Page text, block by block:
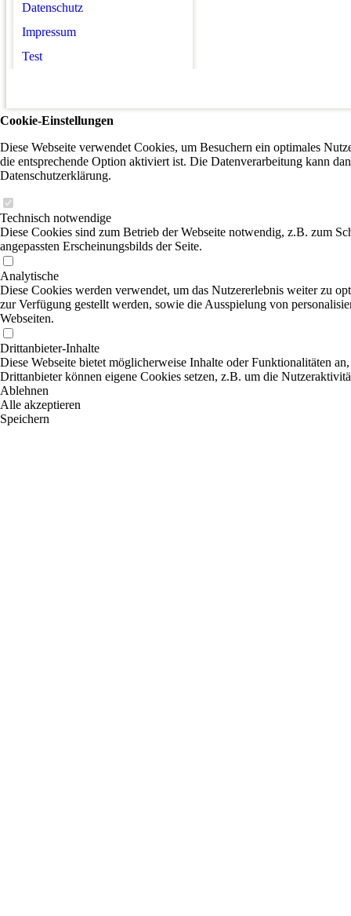
Datenschutz
Impressum
Test
Cookie-Einstellungen
Diese Webseite verwendet Cookies, um Besuchern ein optimales
die entsprechende Option aktiviert ist. Die Datenverarbeitung kann
Datenschutzerklärung.
Technisch notwendige
Diese Cookies sind zum Betrieb der Webseite notwendig, z.B. zum
angepassten Erscheinungsbilds der Seite.
Analytische
Diese Cookies werden verwendet, um das Nutzererlebnis weiter zu
zur Verfügung gestellt werden, sowie die Ausspielung von
Webseiten.
Drittanbieter-Inhalte
Diese Webseite bietet möglicherweise Inhalte oder Funktionalitäten
Drittanbieter können eigene Cookies setzen, z.B. um die
Ablehnen
Alle akzeptieren
Speichern